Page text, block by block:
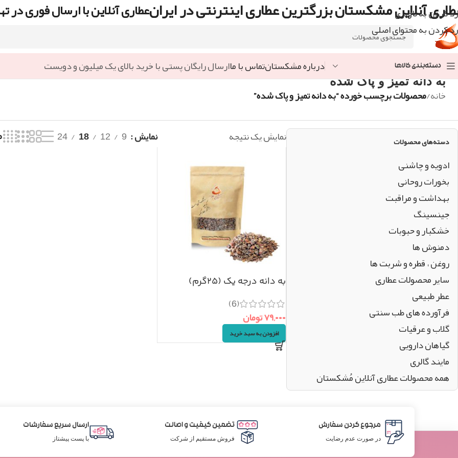
رد کردن به ناوبری
رد کردن به محتوای اصلی
آنلاین مشکستان بزرگترین عطاری اینترنتی در ایرانعطاری آنلاین با ارسال فوری در
دسته‌بندی کالاها درباره مشکستانتماس با ماارسال رایگان پستی با خرید بالای یک میلیون و دویست
به دانه تمیز و پاک شده
خانه/محصولات برچسب خورده “به دانه تمیز و پاک شده”
دسته‌های محصولات
ادویه و چاشنی
بخورات روحانی
بهداشت و مراقبت
جینسینگ
خشکبار و حبوبات
دمنوش ها
روغن ، قطره و شربت ها
سایر محصولات عطاری
عطر طبیعی
فرآورده های طب سنتی
گلاب و عرقیات
گیاهان دارویی
مایند گالری
همه محصولات عطاری آنلاین مُشکستان
نمایش یک نتیجه نمایش 9
12
18
24
به دانه درجه یک (۲۵گرم)
(6)
۷۹,۰۰۰تومان
افزودن به سبد خرید
مرجوع کردن سفارش
در صورت عدم رضایت
تضمین کیفیت و اصالت
فروش مستقیم از شرکت
ارسال سریع سفارشات
با پست پیشتاز